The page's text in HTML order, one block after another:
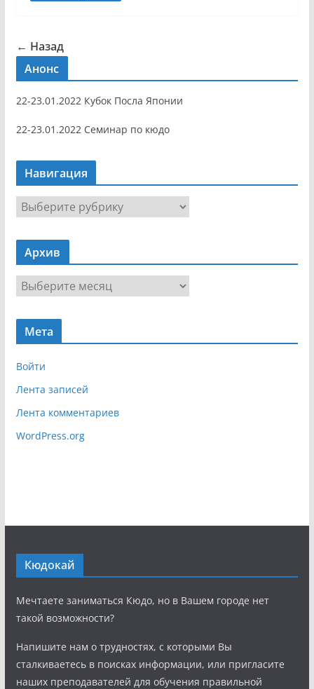
← Назад
Анонс
22-23.01.2022 Кубок Посла Японии
22-23.01.2022 Семинар по кюдо
Навигация
Н
а
в
г
я
Архив
р
х
Мета
Войти
Лента записей
Лента комментариев
WordPress.org
Кюдокай
Мечтаете заниматься Кюдо, но в Вашем городе нет
такой возможности?
Напишите нам о трудностях, с которыми Вы
сталкиваетесь в поисках информации, или пригласите
наших преподавателей для обучения правильной